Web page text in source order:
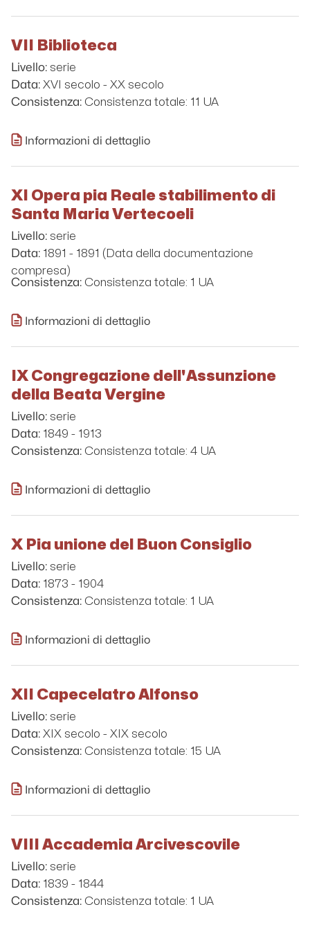
VII Biblioteca
Livello: serie
Data: XVI secolo - XX secolo
Consistenza: Consistenza totale: 11 UA
Informazioni di dettaglio
XI Opera pia Reale stabilimento di
Santa Maria Vertecoeli
Livello: serie
Data: 1891 - 1891 (Data della documentazione
compresa)
Consistenza: Consistenza totale: 1 UA
Informazioni di dettaglio
IX Congregazione dell'Assunzione
della Beata Vergine
Livello: serie
Data: 1849 - 1913
Consistenza: Consistenza totale: 4 UA
Informazioni di dettaglio
X Pia unione del Buon Consiglio
Livello: serie
Data: 1873 - 1904
Consistenza: Consistenza totale: 1 UA
Informazioni di dettaglio
XII Capecelatro Alfonso
Livello: serie
Data: XIX secolo - XIX secolo
Consistenza: Consistenza totale: 15 UA
Informazioni di dettaglio
VIII Accademia Arcivescovile
Livello: serie
Data: 1839 - 1844
Consistenza: Consistenza totale: 1 UA